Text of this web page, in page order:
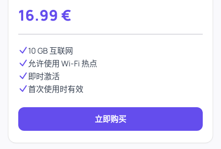
16.99 €
10 GB 互联网
允许使用 Wi-Fi 热点
即时激活
首次使用时有效
立即购买